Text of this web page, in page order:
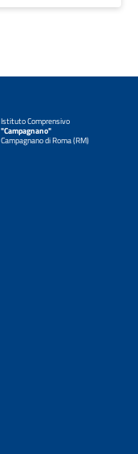
Istituto Comprensivo
"Campagnano"
Campagnano di Roma (RM)